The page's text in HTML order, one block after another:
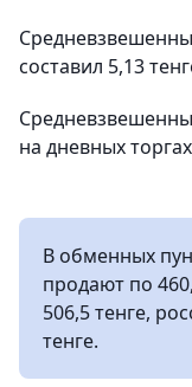
составил 5,13
на дневных
В обменных
продают по
506,5 тенге,
тенге.